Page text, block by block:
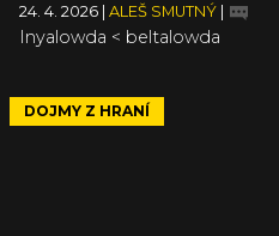
24. 4. 2026 ALEŠ SMUTNÝ
Inyalowda < beltalowda
DOJMY Z HRANÍ